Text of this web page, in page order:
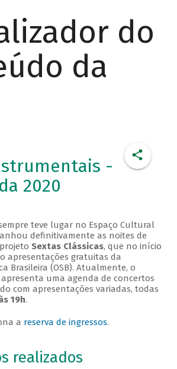
do
da
-
2020
teve lugar no Espaço Cultural
ganhou definitivamente as noites de
Sextas Clássicas, que no início
apresentações gratuitas da
Brasileira (OSB). Atualmente, o
uma agenda de concertos
com apresentações variadas, todas
19h.
a reserva de ingressos.
realizados